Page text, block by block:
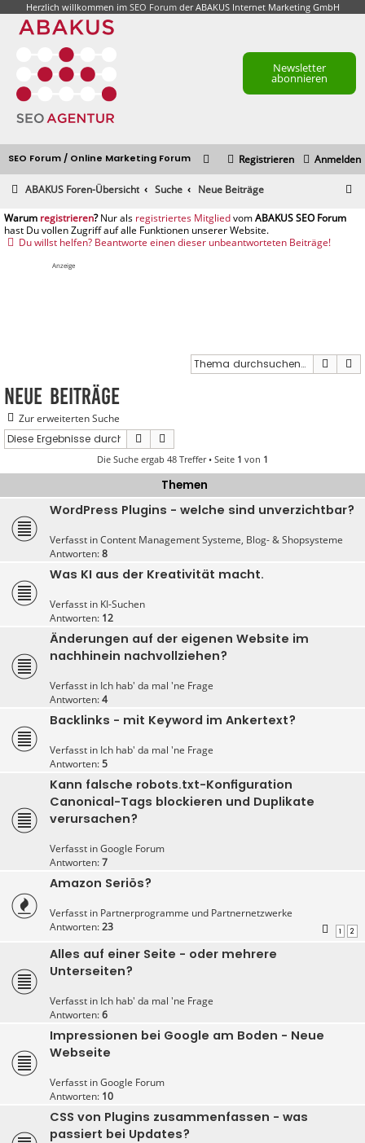
Herzlich willkommen im SEO Forumder ABAKUS Internet Marketing GmbH
Newsletter
abonnieren
SEO Forum / Online Marketing Forum Anmelden
Registrieren
ABAKUS Foren-Übersicht Suche Neue Beiträge
registrieren
registriertes Mitglied
Du willst helfen? Beantworte einen dieser unbeantworteten Beiträge!
Anzeige
Suche
Neue Beiträge
Zur erweiterten Suche
Suche
Die Suche ergab 48 Treffer • Seite 1 von 1
Themen
WordPress Plugins - welche sind unverzichtbar?
Verfasst inContent Management Systeme, Blog- & Shopsysteme
Antworten:8
Was KI aus der Kreativität macht.
Verfasst in KI-Suchen
Antworten: 12
Änderungen auf der eigenen Website im
nachhinein nachvollziehen?
Verfasst in Ich hab' da mal 'ne Frage
Antworten:4
Backlinks - mit Keyword im Ankertext?
Verfasst in Ich hab' da mal 'ne Frage
Antworten:5
Kann falsche robots.txt-Konfiguration
Canonical-Tags blockieren und Duplikate
verursachen?
Verfasst inGoogle Forum
Antworten:7
Amazon Seriös?
Verfasst in Partnerprogramme und Partnernetzwerke
Antworten:23 1 2
Alles auf einer Seite - oder mehrere
Unterseiten?
Verfasst in Ich hab' da mal 'ne Frage
Antworten:6
Impressionen bei Google am Boden - Neue
Webseite
Verfasst inGoogle Forum
Antworten: 10
CSS von Plugins zusammenfassen - was
passiert bei Updates?